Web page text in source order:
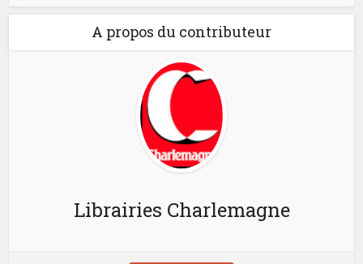
A propos du contributeur
Librairies Charlemagne